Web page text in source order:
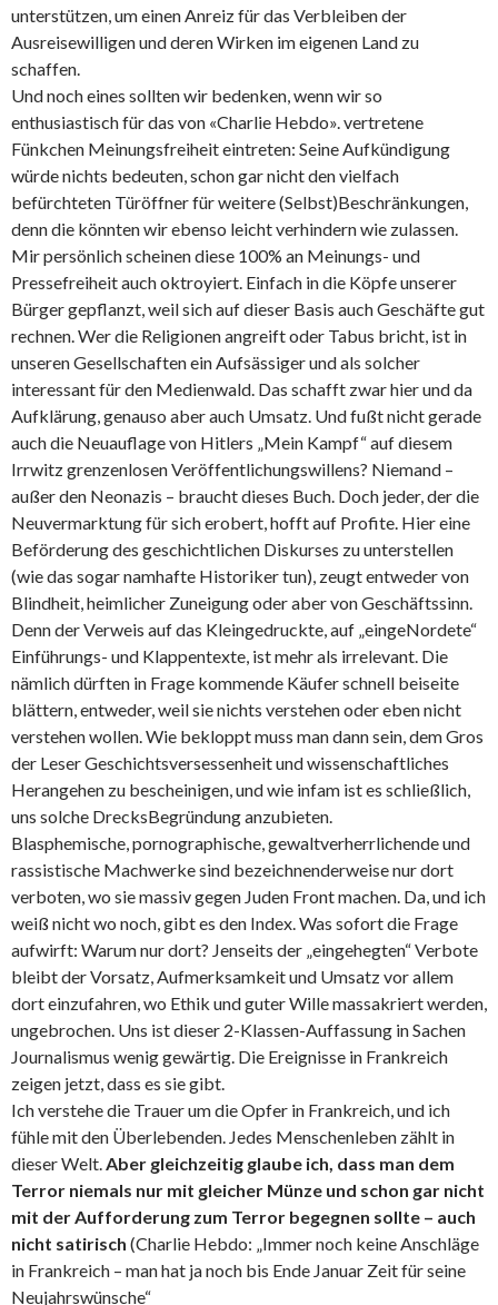
unterstützen, um einen Anreiz für das Verbleiben der
Ausreisewilligen und deren Wirken im eigenen Land zu
schaffen.
Und noch eines sollten wir bedenken, wenn wir so
enthusiastisch für das von «Charlie Hebdo». vertretene
Fünkchen Meinungsfreiheit eintreten: Seine Aufkündigung
würde nichts bedeuten, schon gar nicht den vielfach
befürchteten Türöffner für weitere (Selbst)Beschränkungen,
denn die könnten wir ebenso leicht verhindern wie zulassen.
Mir persönlich scheinen diese 100% an Meinungs- und
Pressefreiheit auch oktroyiert. Einfach in die Köpfe unserer
Bürger gepflanzt, weil sich auf dieser Basis auch Geschäfte gut
rechnen. Wer die Religionen angreift oder Tabus bricht, ist in
unseren Gesellschaften ein Aufsässiger und als solcher
interessant für den Medienwald. Das schafft zwar hier und da
Aufklärung, genauso aber auch Umsatz. Und fußt nicht gerade
auch die Neuauflage von Hitlers „Mein Kampf“ auf diesem
Irrwitz grenzenlosen Veröffentlichungswillens? Niemand –
außer den Neonazis – braucht dieses Buch. Doch jeder, der die
Neuvermarktung für sich erobert, hofft auf Profite. Hier eine
Beförderung des geschichtlichen Diskurses zu unterstellen
(wie das sogar namhafte Historiker tun), zeugt entweder von
Blindheit, heimlicher Zuneigung oder aber von Geschäftssinn.
Denn der Verweis auf das Kleingedruckte, auf „eingeNordete“
Einführungs- und Klappentexte, ist mehr als irrelevant. Die
nämlich dürften in Frage kommende Käufer schnell beiseite
blättern, entweder, weil sie nichts verstehen oder eben nicht
verstehen wollen. Wie bekloppt muss man dann sein, dem Gros
der Leser Geschichtsversessenheit und wissenschaftliches
Herangehen zu bescheinigen, und wie infam ist es schließlich,
uns solche DrecksBegründung anzubieten.
Blasphemische, pornographische, gewaltverherrlichende und
rassistische Machwerke sind bezeichnenderweise nur dort
verboten, wo sie massiv gegen Juden Front machen. Da, und ich
weiß nicht wo noch, gibt es den Index. Was sofort die Frage
aufwirft: Warum nur dort? Jenseits der „eingehegten“ Verbote
bleibt der Vorsatz, Aufmerksamkeit und Umsatz vor allem
dort einzufahren, wo Ethik und guter Wille massakriert werden,
ungebrochen. Uns ist dieser 2-Klassen-Auffassung in Sachen
Journalismus wenig gewärtig. Die Ereignisse in Frankreich
zeigen jetzt, dass es sie gibt.
Ich verstehe die Trauer um die Opfer in Frankreich, und ich
fühle mit den Überlebenden. Jedes Menschenleben zählt in
dieser Welt.Aber gleichzeitig glaube ich, dass man dem
Terror niemals nur mit gleicher Münze und schon gar nicht
mit der Aufforderung zum Terror begegnen sollte – auch
nicht satirisch (Charlie Hebdo: „Immer noch keine Anschläge
in Frankreich – man hat ja noch bis Ende Januar Zeit für seine
Neujahrswünsche“